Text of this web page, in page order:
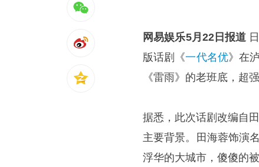
网易娱乐5月22日报道
版话剧《一代名优》在
《雷雨》的老班底，超
据悉，此次话剧改编自
主要背景。田海蓉饰演
浮华的大城市，傻傻的